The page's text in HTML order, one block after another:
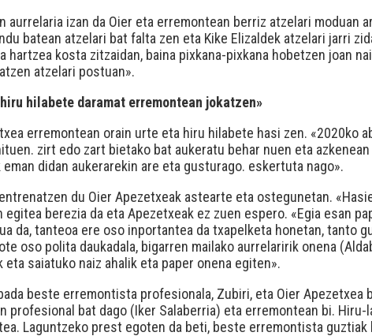
aurrelaria izan da Oier eta erremontean berriz atzelari moduan
batean atzelari bat falta zen eta Kike Elizaldek atzelari jarri
hartzea kosta zitzaidan, baina pixkana-pixkana hobetzen joan
atzelari postuan».
hilabete daramat erremontean jokatzen»
erremontean orain urte eta hiru hilabete hasi zen. «2020ko
zirt edo zart bietako bat aukeratu behar nuen eta
eman didan aukerarekin are eta gusturago. eskertuta nago».
du Oier Apezetxeak astearte eta ostegunetan.
egitea berezia da eta Apezetxeak ez zuen espero. «Egia esan
da, tanteoa ere oso inportantea da txapelketa honetan, tanto
oso polita daukadala, bigarren mailako aurrelaririk onena
eta saiatuko naiz ahalik eta paper onena egiten».
beste erremontista profesionala, Zubiri, eta Oier Apezetxea
profesional bat dago (Iker Salaberria) eta erremontean bi.
Laguntzeko prest egoten da beti, beste erremontista